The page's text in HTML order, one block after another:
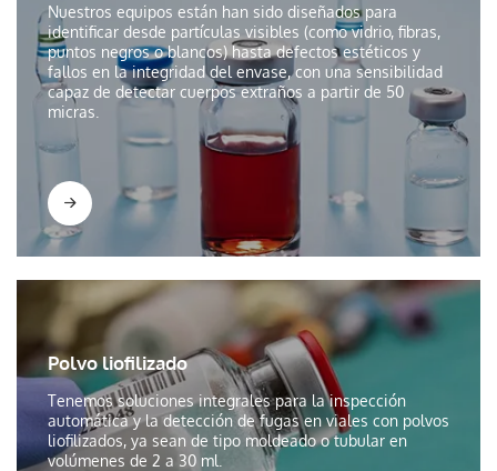
Nuestros equipos están han sido diseñados para
identificar desde partículas visibles (como vidrio, fibras,
puntos negros o blancos) hasta defectos estéticos y
fallos en la integridad del envase, con una sensibilidad
capaz de detectar cuerpos extraños a partir de 50
micras.
Polvo liofilizado
Tenemos soluciones integrales para la inspección
automática y la detección de fugas en viales con polvos
liofilizados, ya sean de tipo moldeado o tubular en
volúmenes de 2 a 30 ml.